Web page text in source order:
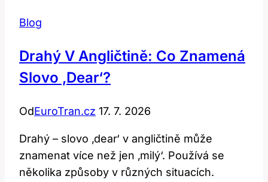
Blog
Drahý V Angličtině: Co Znamená
Slovo ‚dear‘?
OdEuroTran.cz 17. 7. 2026
Drahý – slovo ‚dear‘ v angličtině může
znamenat více než jen ‚milý‘. Používá se
několika způsoby v různých situacích.